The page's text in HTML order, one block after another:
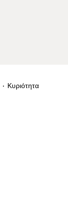
Κυριότητα